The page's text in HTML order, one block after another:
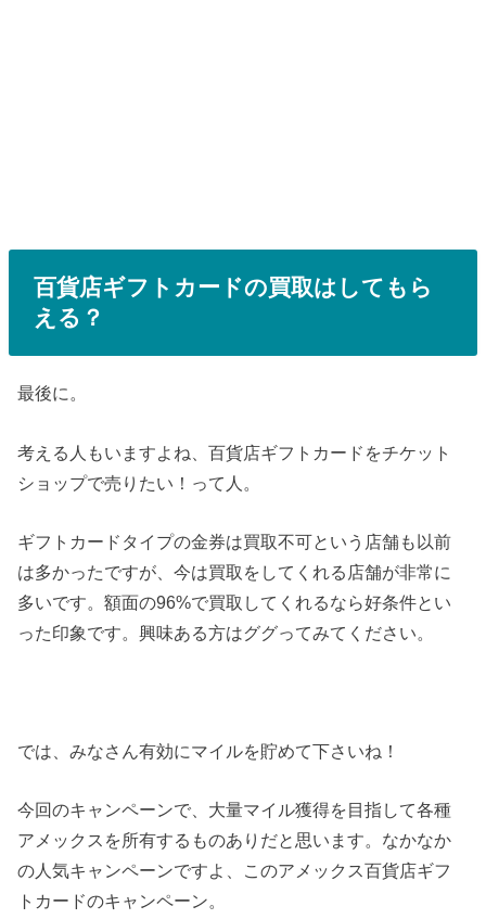
百貨店ギフトカードの買取はしてもら
える？
最後に。
考える人もいますよね、百貨店ギフトカードをチケット
ショップで売りたい！って人。
ギフトカードタイプの金券は買取不可という店舗も以前
は多かったですが、今は買取をしてくれる店舗が非常に
多いです。額面の96%で買取してくれるなら好条件とい
った印象です。興味ある方はググってみてください。
では、みなさん有効にマイルを貯めて下さいね！
今回のキャンペーンで、大量マイル獲得を目指して各種
アメックスを所有するものありだと思います。なかなか
の人気キャンペーンですよ、このアメックス百貨店ギフ
トカードのキャンペーン。